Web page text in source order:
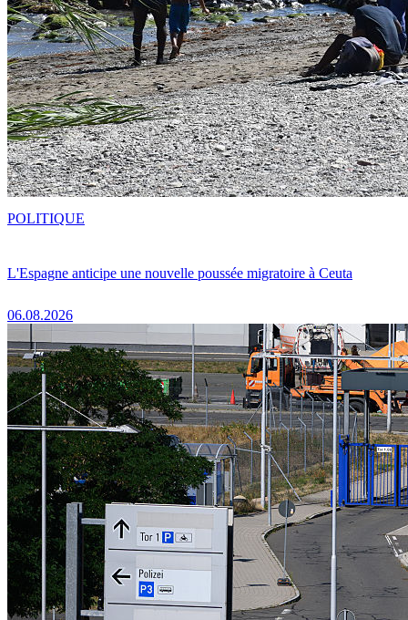
L'Espagne anticipe une nouvelle poussée migratoire à Ceuta
06.08.2026
POLITIQUE